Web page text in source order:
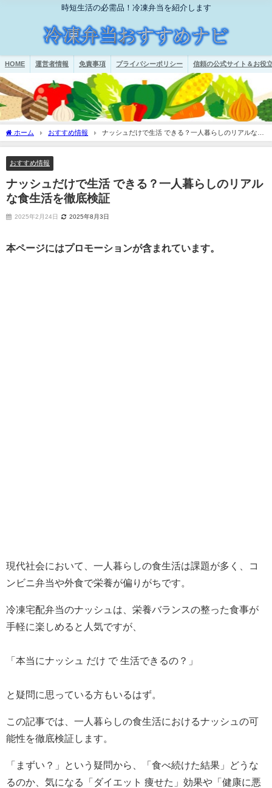
時短生活の必需品！冷凍弁当を紹介します
HOME 運営者情報 免責事項 プライバシーポリシー 信頼の公式サイト＆お役
ホーム おすすめ情報
ナッシュだけで生活 できる？一人暮らしのリアルな食
生活を徹底検証
おすすめ情報
ナッシュだけで生活 できる？一人暮らしのリアル
な食生活を徹底検証
2025年2月24日 2025年8月3日
本ページにはプロモーションが含まれています。
現代社会において、一人暮らしの食生活は課題が多く、コ
ンビニ弁当や外食で栄養が偏りがちです。
冷凍宅配弁当のナッシュは、栄養バランスの整った食事が
手軽に楽しめると人気ですが、
「本当にナッシュ だけ で 生活できるの？」
と疑問に思っている方もいるはず。
この記事では、一人暮らしの食生活におけるナッシュの可
能性を徹底検証します。
「まずい？」という疑問から、「食べ続けた結果」どうな
るのか、気になる「ダイエット 痩せた」効果や「健康に悪